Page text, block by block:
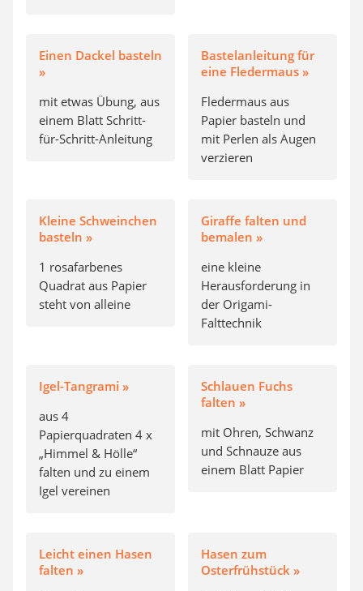
Einen Dackel basteln
»
mit etwas Übung, aus
einem Blatt Schritt-
für-Schritt-Anleitung
Bastelanleitung für
eine Fledermaus »
Fledermaus aus
Papier basteln und
mit Perlen als Augen
verzieren
Kleine Schweinchen
basteln »
1 rosafarbenes
Quadrat aus Papier
steht von alleine
Giraffe falten und
bemalen »
eine kleine
Herausforderung in
der Origami-
Falttechnik
Igel-Tangrami »
aus 4
Papierquadraten 4 x
„Himmel & Hölle“
falten und zu einem
Igel vereinen
Schlauen Fuchs
falten »
mit Ohren, Schwanz
und Schnauze aus
einem Blatt Papier
Leicht einen Hasen
falten »
Hasen zum
Osterfrühstück »